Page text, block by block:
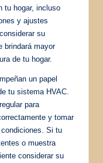
tu hogar, incluso
y ajustes
su
brindará mayor
de tu hogar.
un papel
tu sistema HVAC.
para
y tomar
Si tu
o muestra
considerar su